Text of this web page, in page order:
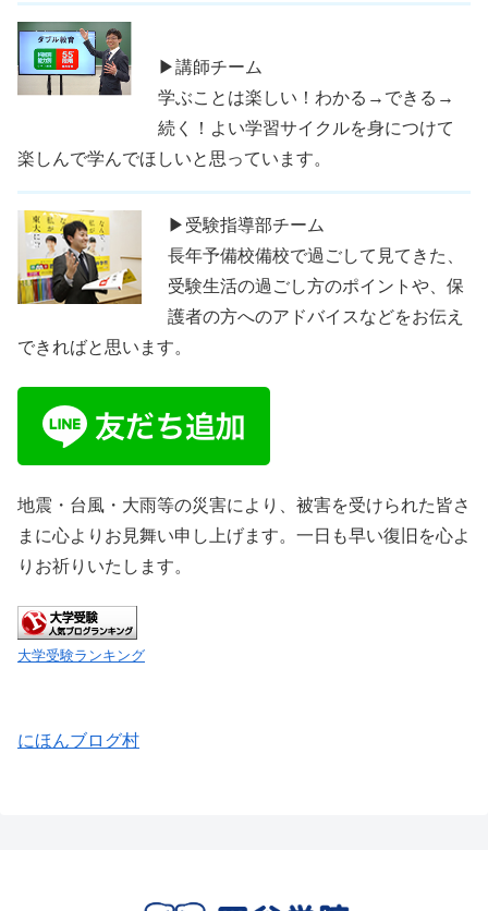
▶講師チーム
学ぶことは楽しい！わかる→できる→
続く！よい学習サイクルを身につけて
楽しんで学んでほしいと思っています。
▶受験指導部チーム
長年予備校備校で過ごして見てきた、
受験生活の過ごし方のポイントや、保
護者の方へのアドバイスなどをお伝え
できればと思います。
地震・台風・大雨等の災害により、被害を受けられた皆さ
まに心よりお見舞い申し上げます。一日も早い復旧を心よ
りお祈りいたします。
大学受験ランキング
にほんブログ村